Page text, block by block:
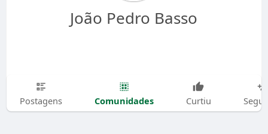
João Pedro Basso
Postagens Comunidades Curtiu